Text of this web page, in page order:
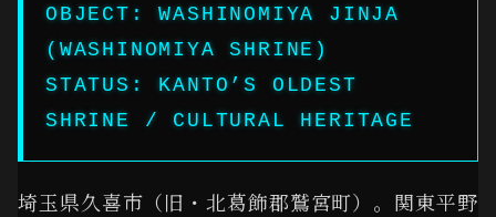
OBJECT: WASHINOMIYA JINJA
(WASHINOMIYA SHRINE)
STATUS: KANTO’S OLDEST
SHRINE / CULTURAL HERITAGE
埼玉県久喜市（旧・北葛飾郡鷲宮町）。関東平野